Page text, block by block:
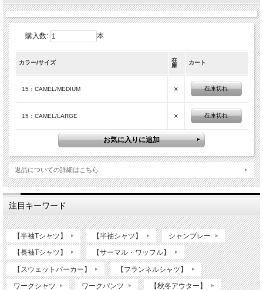
購入数: 本
カラー/サイズ
在
庫
カート
15：CAMEL/MEDIUM × 在庫切れ
15：CAMEL/LARGE × 在庫切れ
返品についての詳細はこちら
注目キーワード
【半袖Tシャツ】 【半袖シャツ】 シャンブレー
【長袖Tシャツ】 【サーマル・ワッフル】
【スウェットパーカー】 【フランネルシャツ】
ワークシャツ ワークパンツ 【秋冬アウター】